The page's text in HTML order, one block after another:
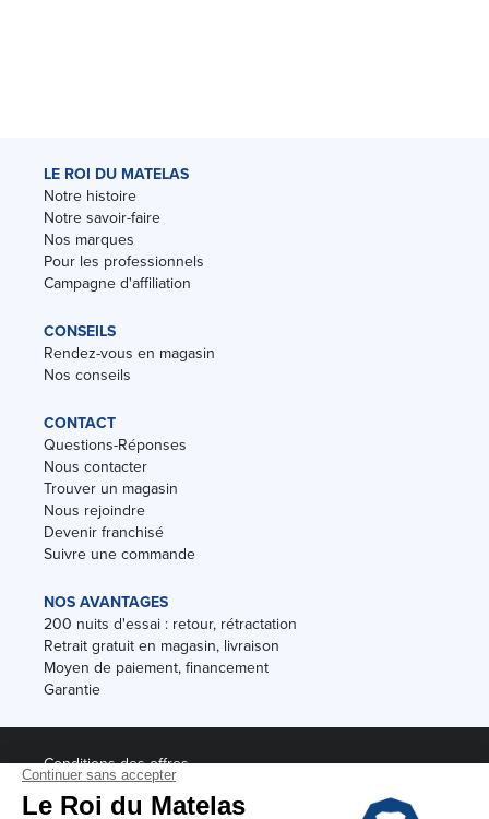
LE ROI DU MATELAS
Notre histoire
Notre savoir-faire
Nos marques
Pour les professionnels
Campagne d'affiliation
CONSEILS
Rendez-vous en magasin
Nos conseils
CONTACT
Questions-Réponses
Nous contacter
Trouver un magasin
Nous rejoindre
Devenir franchisé
Suivre une commande
NOS AVANTAGES
200 nuits d'essai : retour, rétractation
Retrait gratuit en magasin, livraison
Moyen de paiement, financement
Garantie
Conditions des offres
Black Friday
Destockage